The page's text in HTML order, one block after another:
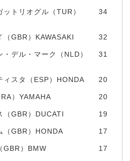
ットリオグル（TUR）
34
（GBR）KAWASAKI 32
デル・マーク（NLD）
31
ィスタ（ESP）HONDA 20
）YAMAHA 20
（GBR）DUCATI 19
（GBR）HONDA 17
GBR）BMW 17